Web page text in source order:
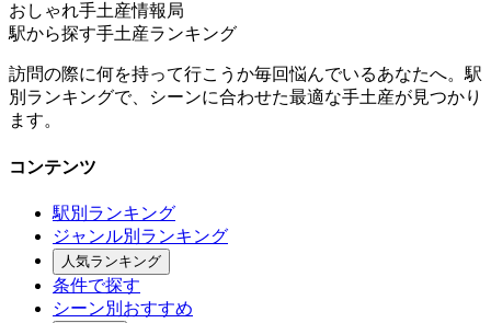
おしゃれ手土産情報局
駅から探す手土産ランキング
訪問の際に何を持って行こうか毎回悩んでいるあなたへ。駅
別ランキングで、シーンに合わせた最適な手土産が見つかり
ます。
コンテンツ
駅別ランキング
ジャンル別ランキング
人気ランキング
条件で探す
シーン別おすすめ